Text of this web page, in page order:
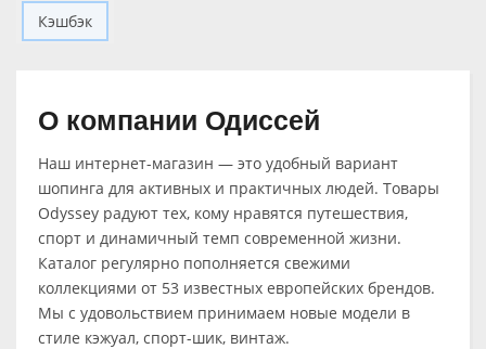
Кэшбэк
О компании Одиссей
Наш интернет-магазин — это удобный вариант
шопинга для активных и практичных людей. Товары
Odyssey радуют тех, кому нравятся путешествия,
спорт и динамичный темп современной жизни.
Каталог регулярно пополняется свежими
коллекциями от 53 известных европейских брендов.
Мы с удовольствием принимаем новые модели в
стиле кэжуал, спорт-шик, винтаж.